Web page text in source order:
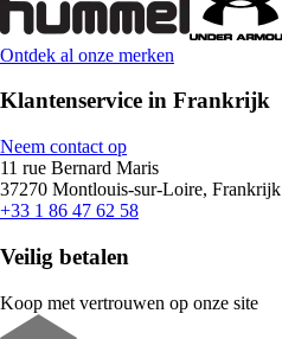
Ontdek al onze merken
Klantenservice in Frankrijk
Neem contact op
11 rue Bernard Maris
37270 Montlouis-sur-Loire, Frankrijk
+33 1 86 47 62 58
Veilig betalen
Koop met vertrouwen op onze site